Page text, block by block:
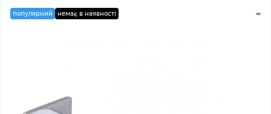
популярний немає в наявності